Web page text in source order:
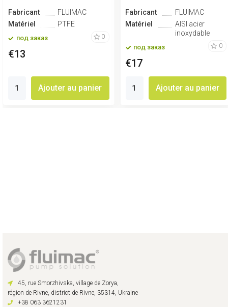
Fabricant
FLUIMAC
Matériel
PTFE
под заказ 0
€13
Ajouter au panier
Fabricant
FLUIMAC
Matériel
AISI acier
inoxydable
под заказ 0
€17
Ajouter au panier
45, rue Smorzhivska, village de Zorya,
région de Rivne, district de Rivne, 35314, Ukraine
+38 063 3621231